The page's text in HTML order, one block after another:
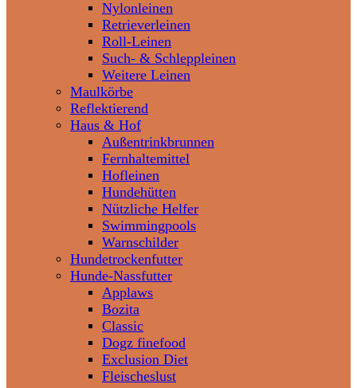
Nylonleinen
Retrieverleinen
Roll-Leinen
Such- & Schleppleinen
Weitere Leinen
Maulkörbe
Reflektierend
Haus & Hof
Außentrinkbrunnen
Fernhaltemittel
Hofleinen
Hundehütten
Nützliche Helfer
Swimmingpools
Warnschilder
Hundetrockenfutter
Hunde-Nassfutter
Applaws
Bozita
Classic
Dogz finefood
Exclusion Diet
Fleischeslust